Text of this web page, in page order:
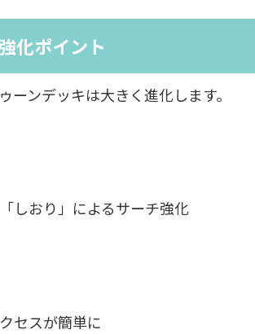
化ポイント
ーンデッキは大きく進化します。
しおり」によるサーチ強化
セスが簡単に